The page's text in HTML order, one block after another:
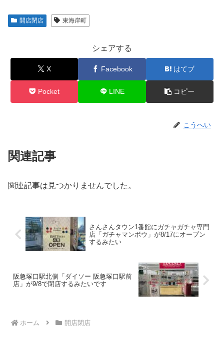
開店閉店 東海岸町
シェアする
X Facebook はてブ
Pocket LINE コピー
こうへい
関連記事
関連記事は見つかりませんでした。
さんさんタウン1番館にガチャガチャ専門
店「ガチャマンボウ」が8/17にオープン
するみたい
阪急塚口駅北側「ダイソー 阪急塚口駅前
店」が9/8で閉店するみたいです
ホーム 開店閉店